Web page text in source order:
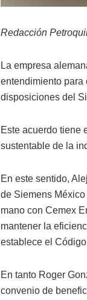
Redacción
La empresa
entendimiento para
disposiciones del
Este acuerdo tiene
sustentable de la
En este sentido,
de Siemens
mano con Cemex
mantener la
establece el
En tanto Roger
convenio de